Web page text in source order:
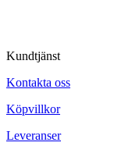
Kundtjänst
Kontakta oss
Köpvillkor
Leveranser